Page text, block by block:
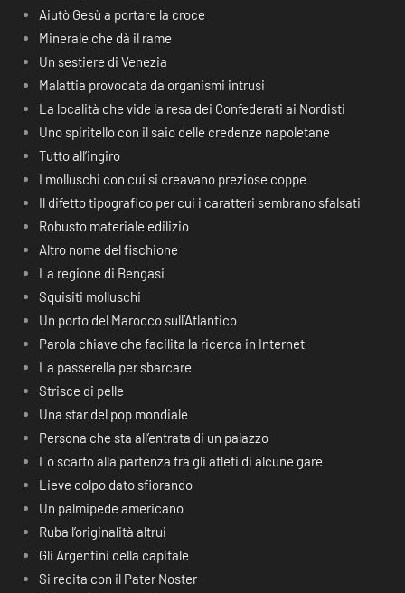
Aiutò Gesù a portare la croce
Minerale che dà il rame
Un sestiere di Venezia
Malattia provocata da organismi intrusi
La località che vide la resa dei Confederati ai Nordisti
Uno spiritello con il saio delle credenze napoletane
Tutto all’ingiro
I molluschi con cui si creavano preziose coppe
Il difetto tipografico per cui i caratteri sembrano sfalsati
Robusto materiale edilizio
Altro nome del fischione
La regione di Bengasi
Squisiti molluschi
Un porto del Marocco sull’Atlantico
Parola chiave che facilita la ricerca in Internet
La passerella per sbarcare
Strisce di pelle
Una star del pop mondiale
Persona che sta all’entrata di un palazzo
Lo scarto alla partenza fra gli atleti di alcune gare
Lieve colpo dato sfiorando
Un palmipede americano
Ruba l’originalità altrui
Gli Argentini della capitale
Si recita con il Pater Noster